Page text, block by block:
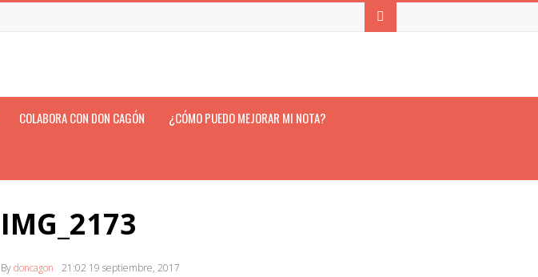
COLABORA CON DON CAGÓN ¿CÓMO PUEDO MEJORAR MI NOTA?
IMG_2173
Bydoncagon 21:02 19 septiembre, 2017